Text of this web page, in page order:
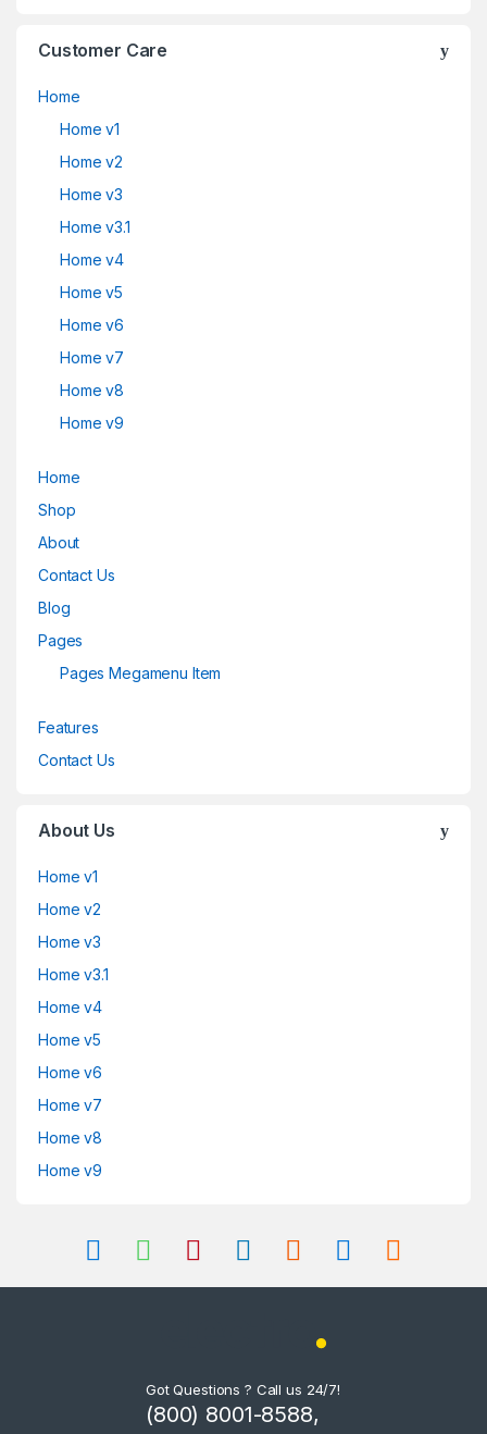
Customer Care
Home
Home v1
Home v2
Home v3
Home v3.1
Home v4
Home v5
Home v6
Home v7
Home v8
Home v9
Home
Shop
About
Contact Us
Blog
Pages
Pages Megamenu Item
Features
Contact Us
About Us
Home v1
Home v2
Home v3
Home v3.1
Home v4
Home v5
Home v6
Home v7
Home v8
Home v9
Got Questions ? Call us 24/7!
(800) 8001-8588,